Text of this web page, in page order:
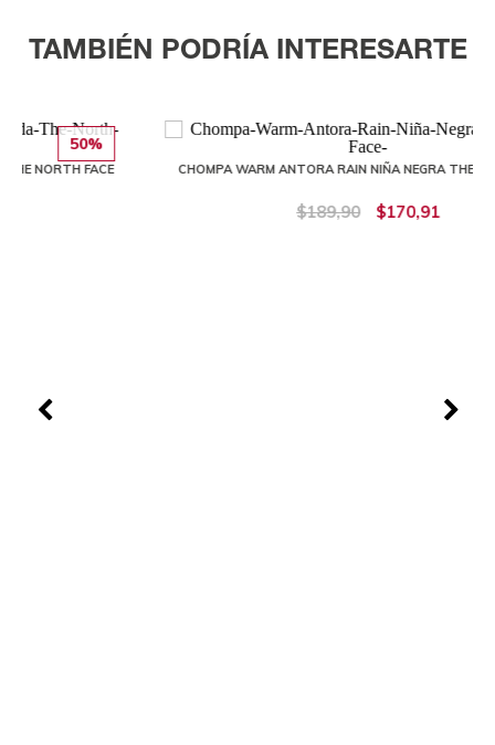
TAMBIÉN PODRÍA INTERESARTE
CHOMPA WARM ANTORA RAIN NIÑA NEGRA THE NORTH FACE
$170,91